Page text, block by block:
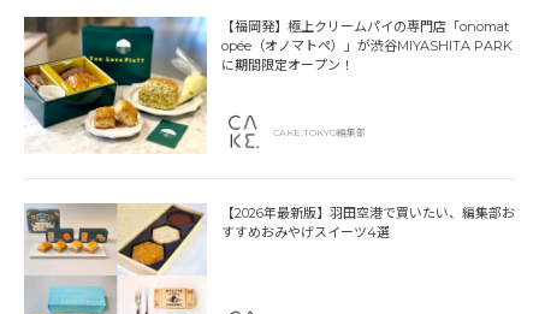
【福岡発】極上クリームパイの専門店「onomat
opée（オノマトペ）」が渋谷MIYASHITA PARK
に期間限定オープン！
CAKE.TOKYO編集部
【2026年最新版】羽田空港で買いたい、編集部お
すすめおみやげスイーツ4選